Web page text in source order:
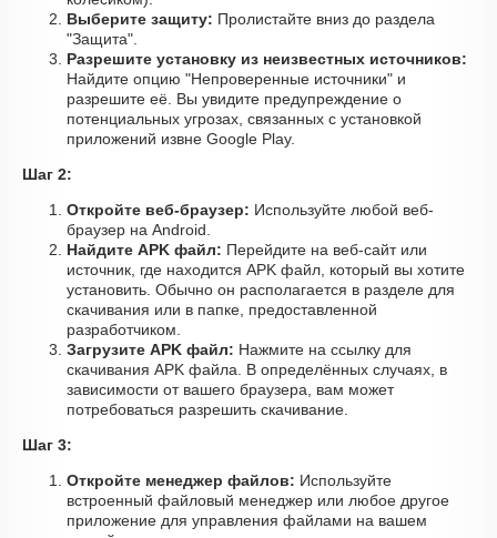
Выберите защиту: Пролистайте вниз до раздела
"Защита".
Разрешите установку из неизвестных источников:
Найдите опцию "Непроверенные источники" и
разрешите её. Вы увидите предупреждение о
потенциальных угрозах, связанных с установкой
приложений извне Google Play.
Шаг 2:
Откройте веб-браузер: Используйте любой веб-
браузер на Android.
Найдите APK файл: Перейдите на веб-сайт или
источник, где находится APK файл, который вы хотите
установить. Обычно он располагается в разделе для
скачивания или в папке, предоставленной
разработчиком.
Загрузите APK файл: Нажмите на ссылку для
скачивания APK файла. В определённых случаях, в
зависимости от вашего браузера, вам может
потребоваться разрешить скачивание.
Шаг 3:
Откройте менеджер файлов: Используйте
встроенный файловый менеджер или любое другое
приложение для управления файлами на вашем